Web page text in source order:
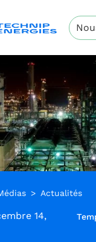
Technip
Energies
Actualités
14,